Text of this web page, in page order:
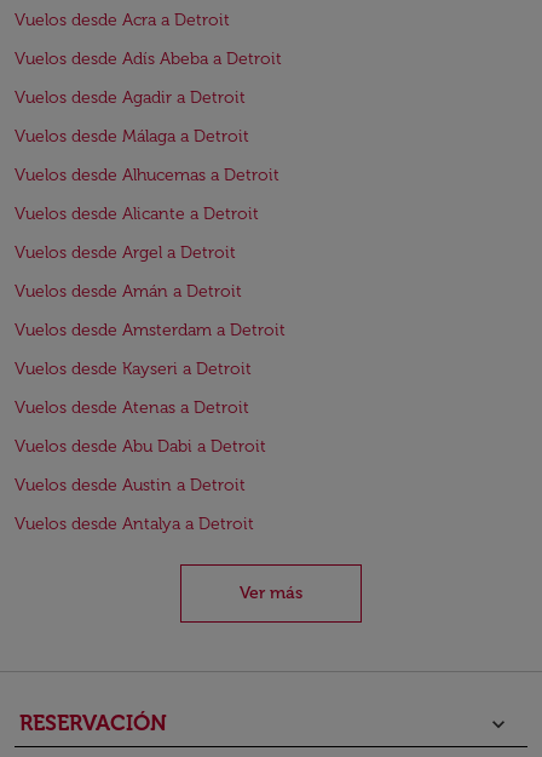
Vuelos desde Acra a Detroit
Vuelos desde Adís Abeba a Detroit
Vuelos desde Agadir a Detroit
Vuelos desde Málaga a Detroit
Vuelos desde Alhucemas a Detroit
Vuelos desde Alicante a Detroit
Vuelos desde Argel a Detroit
Vuelos desde Amán a Detroit
Vuelos desde Amsterdam a Detroit
Vuelos desde Kayseri a Detroit
Vuelos desde Atenas a Detroit
Vuelos desde Abu Dabi a Detroit
Vuelos desde Austin a Detroit
Vuelos desde Antalya a Detroit
Ver más
RESERVACIÓN keyboard_arrow_down